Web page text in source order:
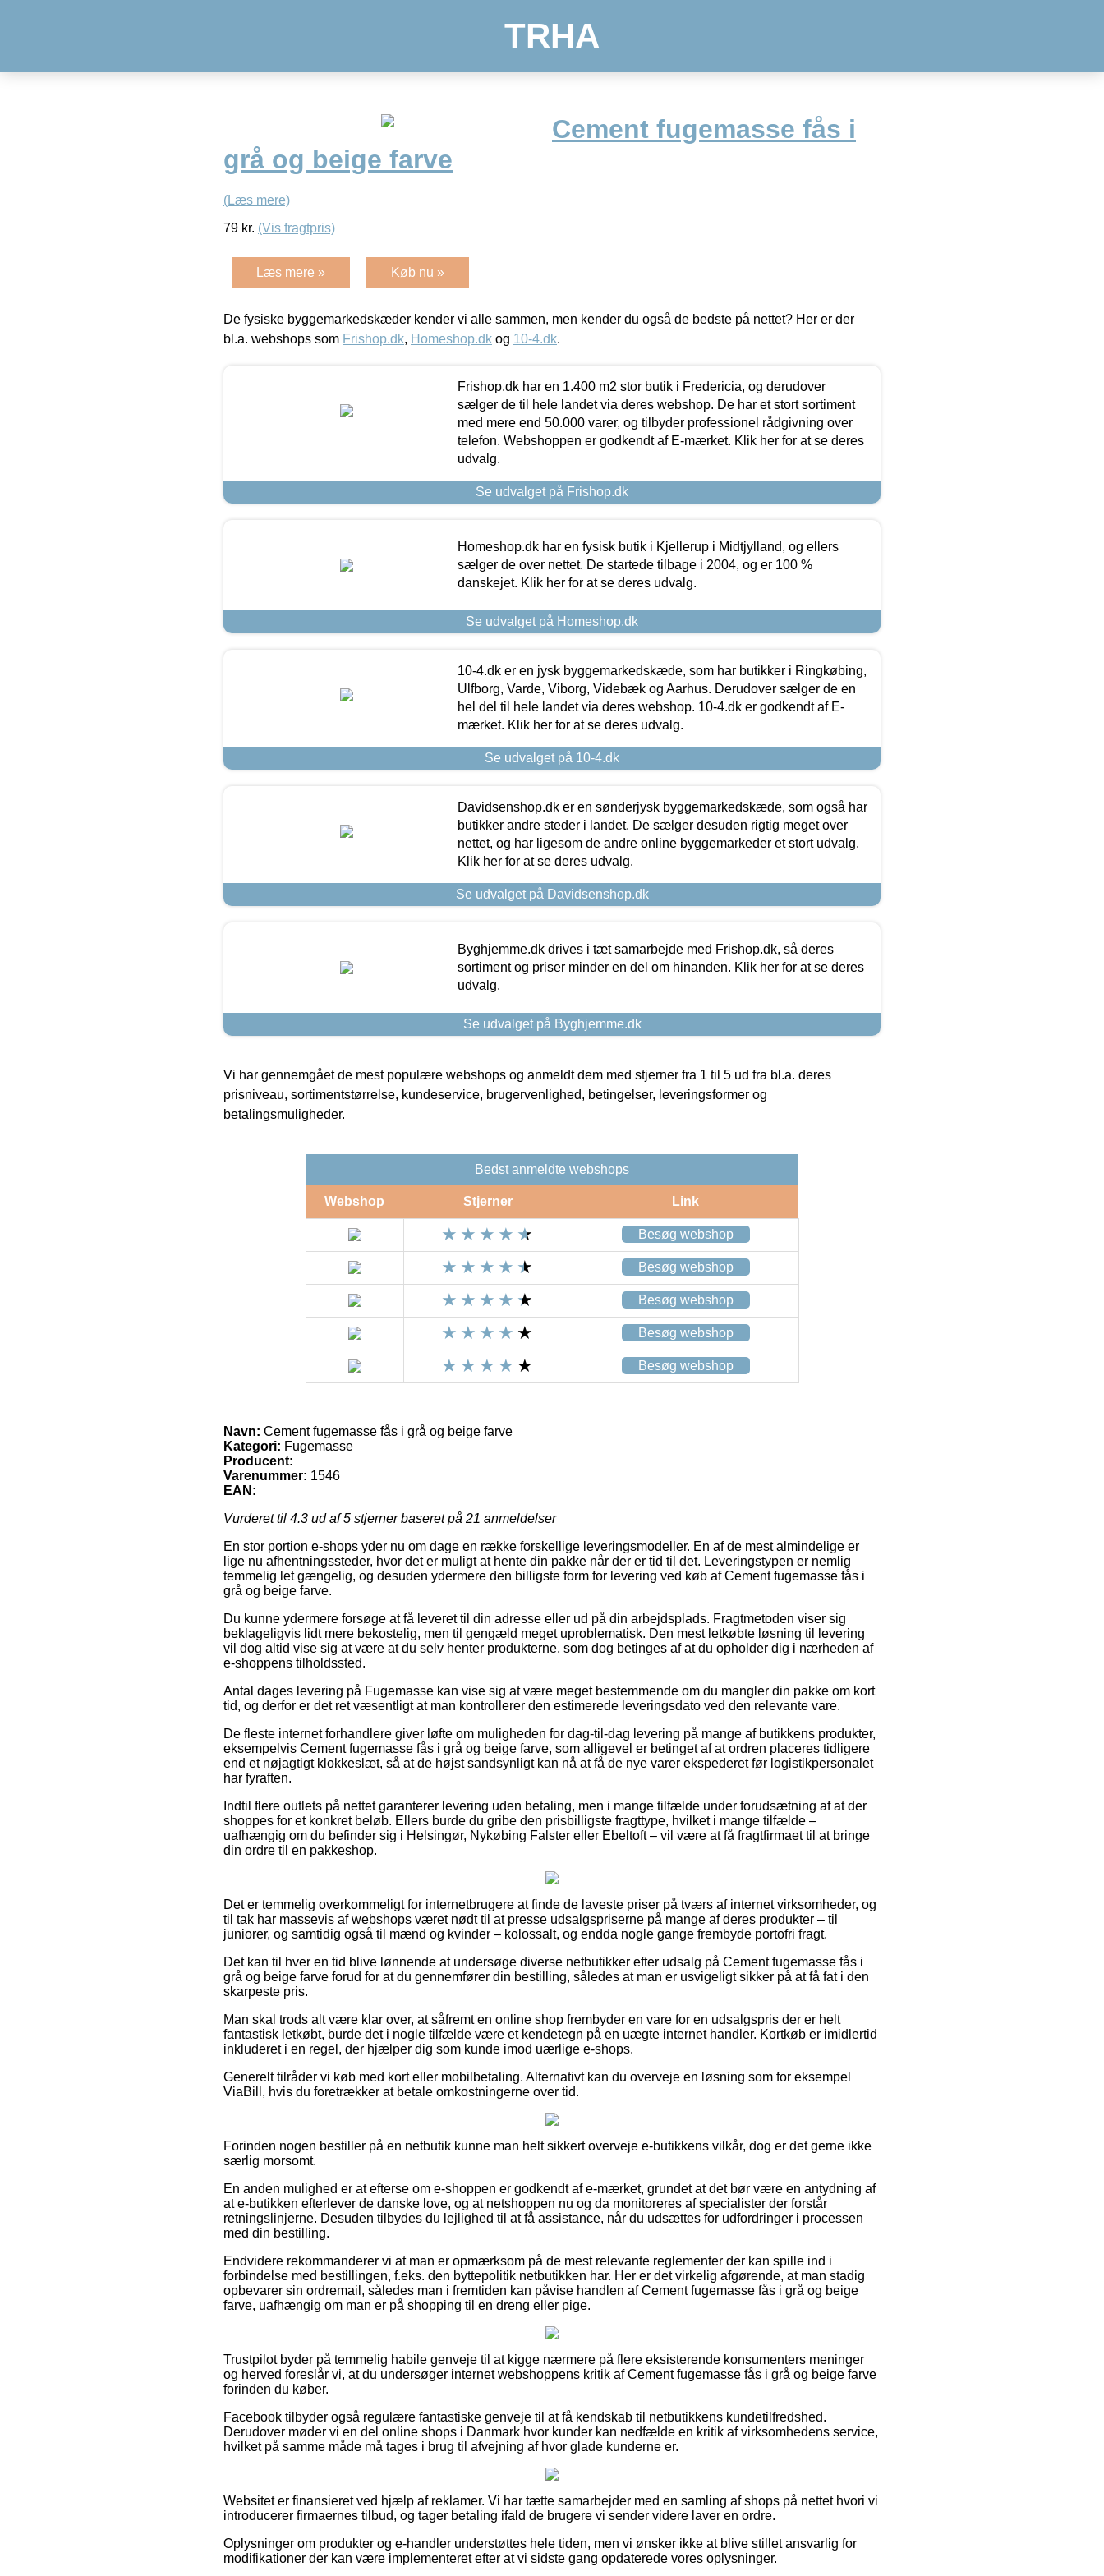
TRHA
Cement fugemasse fås i
grå og beige farve
(Læs mere)
79 kr. (Vis fragtpris)
Læs mere » Køb nu »
De fysiske byggemarkedskæder kender vi alle sammen, men kender du også de bedste på nettet? Her er der
bl.a. webshops som Frishop.dk, Homeshop.dk og 10-4.dk.
Frishop.dk har en 1.400 m2 stor butik i Fredericia, og derudover
sælger de til hele landet via deres webshop. De har et stort sortiment
med mere end 50.000 varer, og tilbyder professionel rådgivning over
telefon. Webshoppen er godkendt af E-mærket. Klik her for at se deres
udvalg.
Se udvalget på Frishop.dk
Homeshop.dk har en fysisk butik i Kjellerup i Midtjylland, og ellers
sælger de over nettet. De startede tilbage i 2004, og er 100 %
danskejet. Klik her for at se deres udvalg.
Se udvalget på Homeshop.dk
10-4.dk er en jysk byggemarkedskæde, som har butikker i Ringkøbing,
Ulfborg, Varde, Viborg, Videbæk og Aarhus. Derudover sælger de en
hel del til hele landet via deres webshop. 10-4.dk er godkendt af E-
mærket. Klik her for at se deres udvalg.
Se udvalget på 10-4.dk
Davidsenshop.dk er en sønderjysk byggemarkedskæde, som også har
butikker andre steder i landet. De sælger desuden rigtig meget over
nettet, og har ligesom de andre online byggemarkeder et stort udvalg.
Klik her for at se deres udvalg.
Se udvalget på Davidsenshop.dk
Byghjemme.dk drives i tæt samarbejde med Frishop.dk, så deres
sortiment og priser minder en del om hinanden. Klik her for at se deres
udvalg.
Se udvalget på Byghjemme.dk
Vi har gennemgået de mest populære webshops og anmeldt dem med stjerner fra 1 til 5 ud fra bl.a. deres
prisniveau, sortimentstørrelse, kundeservice, brugervenlighed, betingelser, leveringsformer og
betalingsmuligheder.
Bedst anmeldte webshops
Webshop Stjerner Link
Besøg webshop
Besøg webshop
Besøg webshop
Besøg webshop
Besøg webshop
Navn: Cement fugemasse fås i grå og beige farve
Kategori: Fugemasse
Producent:
Varenummer: 1546
EAN:
Vurderet til 4.3 ud af 5 stjerner baseret på 21 anmeldelser
En stor portion e-shops yder nu om dage en række forskellige leveringsmodeller. En af de mest almindelige er
lige nu afhentningssteder, hvor det er muligt at hente din pakke når der er tid til det. Leveringstypen er nemlig
temmelig let gængelig, og desuden ydermere den billigste form for levering ved køb af Cement fugemasse fås i
grå og beige farve.
Du kunne ydermere forsøge at få leveret til din adresse eller ud på din arbejdsplads. Fragtmetoden viser sig
beklageligvis lidt mere bekostelig, men til gengæld meget uproblematisk. Den mest letkøbte løsning til levering
vil dog altid vise sig at være at du selv henter produkterne, som dog betinges af at du opholder dig i nærheden af
e-shoppens tilholdssted.
Antal dages levering på Fugemasse kan vise sig at være meget bestemmende om du mangler din pakke om kort
tid, og derfor er det ret væsentligt at man kontrollerer den estimerede leveringsdato ved den relevante vare.
De fleste internet forhandlere giver løfte om muligheden for dag-til-dag levering på mange af butikkens produkter,
eksempelvis Cement fugemasse fås i grå og beige farve, som alligevel er betinget af at ordren placeres tidligere
end et nøjagtigt klokkeslæt, så at de højst sandsynligt kan nå at få de nye varer ekspederet før logistikpersonalet
har fyraften.
Indtil flere outlets på nettet garanterer levering uden betaling, men i mange tilfælde under forudsætning af at der
shoppes for et konkret beløb. Ellers burde du gribe den prisbilligste fragttype, hvilket i mange tilfælde –
uafhængig om du befinder sig i Helsingør, Nykøbing Falster eller Ebeltoft – vil være at få fragtfirmaet til at bringe
din ordre til en pakkeshop.
Det er temmelig overkommeligt for internetbrugere at finde de laveste priser på tværs af internet virksomheder, og
til tak har massevis af webshops været nødt til at presse udsalgspriserne på mange af deres produkter – til
juniorer, og samtidig også til mænd og kvinder – kolossalt, og endda nogle gange frembyde portofri fragt.
Det kan til hver en tid blive lønnende at undersøge diverse netbutikker efter udsalg på Cement fugemasse fås i
grå og beige farve forud for at du gennemfører din bestilling, således at man er usvigeligt sikker på at få fat i den
skarpeste pris.
Man skal trods alt være klar over, at såfremt en online shop frembyder en vare for en udsalgspris der er helt
fantastisk letkøbt, burde det i nogle tilfælde være et kendetegn på en uægte internet handler. Kortkøb er imidlertid
inkluderet i en regel, der hjælper dig som kunde imod uærlige e-shops.
Generelt tilråder vi køb med kort eller mobilbetaling. Alternativt kan du overveje en løsning som for eksempel
ViaBill, hvis du foretrækker at betale omkostningerne over tid.
Forinden nogen bestiller på en netbutik kunne man helt sikkert overveje e-butikkens vilkår, dog er det gerne ikke
særlig morsomt.
En anden mulighed er at efterse om e-shoppen er godkendt af e-mærket, grundet at det bør være en antydning af
at e-butikken efterlever de danske love, og at netshoppen nu og da monitoreres af specialister der forstår
retningslinjerne. Desuden tilbydes du lejlighed til at få assistance, når du udsættes for udfordringer i processen
med din bestilling.
Endvidere rekommanderer vi at man er opmærksom på de mest relevante reglementer der kan spille ind i
forbindelse med bestillingen, f.eks. den byttepolitik netbutikken har. Her er det virkelig afgørende, at man stadig
opbevarer sin ordremail, således man i fremtiden kan påvise handlen af Cement fugemasse fås i grå og beige
farve, uafhængig om man er på shopping til en dreng eller pige.
Trustpilot byder på temmelig habile genveje til at kigge nærmere på flere eksisterende konsumenters meninger
og herved foreslår vi, at du undersøger internet webshoppens kritik af Cement fugemasse fås i grå og beige farve
forinden du køber.
Facebook tilbyder også regulære fantastiske genveje til at få kendskab til netbutikkens kundetilfredshed.
Derudover møder vi en del online shops i Danmark hvor kunder kan nedfælde en kritik af virksomhedens service,
hvilket på samme måde må tages i brug til afvejning af hvor glade kunderne er.
Websitet er finansieret ved hjælp af reklamer. Vi har tætte samarbejder med en samling af shops på nettet hvori vi
introducerer firmaernes tilbud, og tager betaling ifald de brugere vi sender videre laver en ordre.
Oplysninger om produkter og e-handler understøttes hele tiden, men vi ønsker ikke at blive stillet ansvarlig for
modifikationer der kan være implementeret efter at vi sidste gang opdaterede vores oplysninger.